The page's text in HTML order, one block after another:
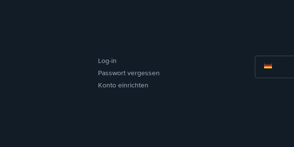
Log-in
Passwort vergessen
Konto einrichten